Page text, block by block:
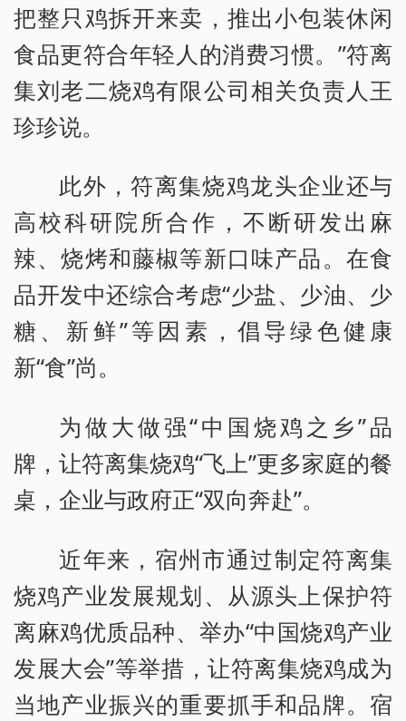
把整只鸡拆开来卖，推出小包装休闲
食品更符合年轻人的消费习惯。”符离
集刘老二烧鸡有限公司相关负责人王
珍珍说。
此外，符离集烧鸡龙头企业还与
高校科研院所合作，不断研发出麻
辣、烧烤和藤椒等新口味产品。在食
品开发中还综合考虑“少盐、少油、少
糖、新鲜”等因素，倡导绿色健康
新“食”尚。
为做大做强“中国烧鸡之乡”品
牌，让符离集烧鸡“飞上”更多家庭的餐
桌，企业与政府正“双向奔赴”。
近年来，宿州市通过制定符离集
烧鸡产业发展规划、从源头上保护符
离麻鸡优质品种、举办“中国烧鸡产业
发展大会”等举措，让符离集烧鸡成为
当地产业振兴的重要抓手和品牌。宿